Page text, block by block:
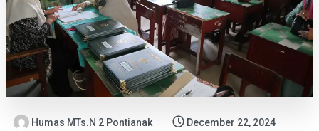
Humas MTs.N 2 Pontianak December 22, 2024